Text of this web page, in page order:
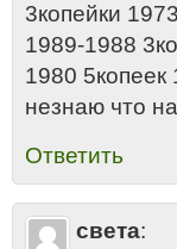
3копейки
1989-1988
1980 5копеек
незнаю что
Ответить
света: